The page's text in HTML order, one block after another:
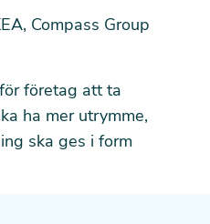
Compass Group
företag att ta
ha mer utrymme,
ska ges i form